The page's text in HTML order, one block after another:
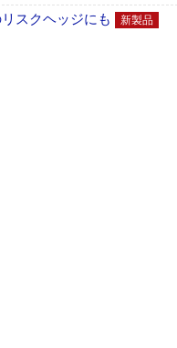
スクヘッジにも 新製品